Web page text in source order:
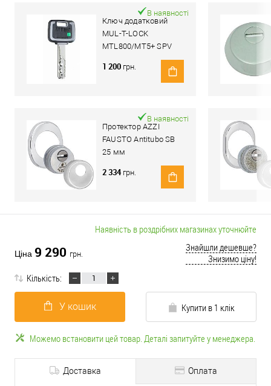
Ключ додатковий
MUL-T-LOCK
MTL800/MT5+ SPV
В наявності
1 200 грн.
Протектор AZZI
FAUSTO Antitubo SB
25 мм
овальний широкий
хром полірований
В наявності
2 334 грн.
Наявність в роздрібних магазинах уточнюйте
Ціна 9 290 грн.
Знайшли дешевше?
Знизимо ціну!
Кількість:
У кошик Купити в 1 клік
Можемо встановити цей товар. Деталі запитуйте у менеджера.
Доставка Оплата